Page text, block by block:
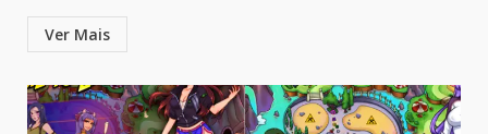
Ver Mais